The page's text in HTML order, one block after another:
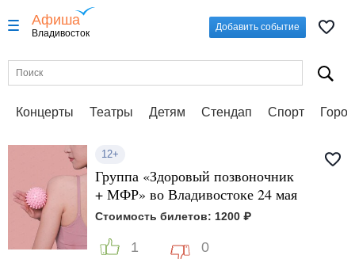
Афиша
Владивосток
Добавить событие
Концерты Театры Детям Стендап Спорт
12+
Группа «Здоровый позвоночник
+ МФР» во Владивостоке 24 мая
Стоимость билетов: 1200 ₽
1 0